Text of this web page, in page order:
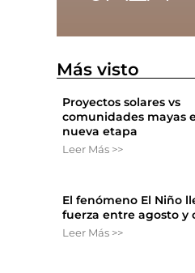
Más visto
Proyectos solares vs
comunidades mayas
nueva etapa
Leer Más >>
El fenómeno El Niño
fuerza entre agosto y
Leer Más >>